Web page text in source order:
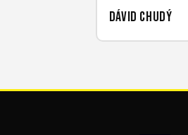
Dávid Chudý